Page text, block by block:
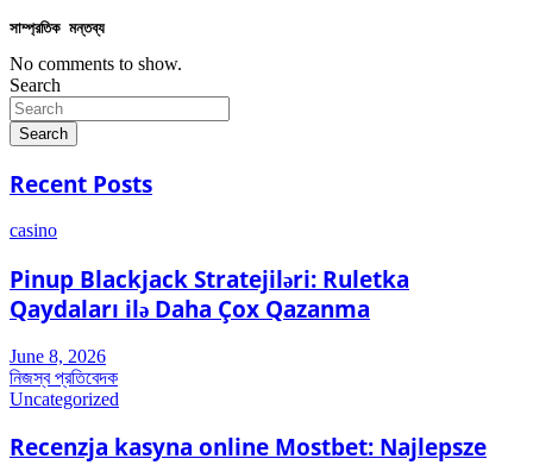
সাম্প্রতিক মন্তব্য
No comments to show.
Search
Search
Recent Posts
casino
Pinup Blackjack Stratejiləri: Ruletka
Qaydaları ilə Daha Çox Qazanma
June 8, 2026
নিজস্ব প্রতিবেদক
Uncategorized
Recenzja kasyna online Mostbet: Najlepsze